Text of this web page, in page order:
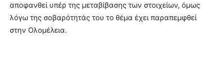
αποφανθεί υπέρ της μεταβίβασης των στοιχείων, όμως
λόγω της σοβαρότητάς του το θέμα έχει παραπεμφθεί
στην Ολομέλεια.